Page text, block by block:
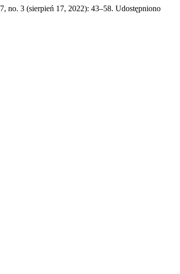
7, no. 3 (sierpień 17, 2022): 43–58. Udostępniono